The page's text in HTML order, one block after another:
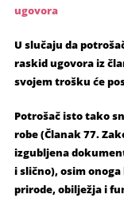
ugovora
U slučaju da
raskid ugovora iz
svojem trošku će
Potrošač isto tako
robe (Članak 77.
izgubljena
i slično), osim
prirode, obilježja i